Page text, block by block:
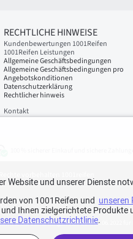
RECHTLICHE HINWEISE
Kundenbewertungen 1001Reifen
1001Reifen Leistungen
Allgemeine Geschäftsbedingungen
Allgemeine Geschäftsbedingungen pro
Angebotskonditionen
Datenschutzerklärung
Rechtlicher hinweis
Kontakt
1.082 Bewertungen seit dem 15.06.2022 für
Website und unserer Dienste
von 1001Reifen und unseren
Ihnen zielgerichtete Produkte
Datenschutzrichtlinie.